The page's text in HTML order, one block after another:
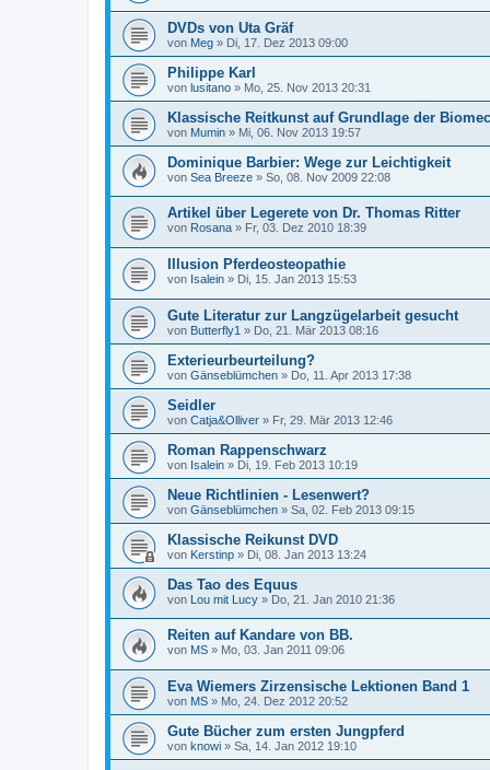
DVDs von Uta Gräf
von Meg » Di, 17. Dez 2013 09:00
Philippe Karl
von lusitano » Mo, 25. Nov 2013 20:31
Klassische Reitkunst auf Grundlage der
von Mumin » Mi, 06. Nov 2013 19:57
Dominique Barbier: Wege zur Leichtigkeit
von Sea Breeze » So, 08. Nov 2009 22:08
Artikel über Legerete von Dr. Thomas Ritter
von Rosana » Fr, 03. Dez 2010 18:39
Illusion Pferdeosteopathie
von Isalein » Di, 15. Jan 2013 15:53
Gute Literatur zur Langzügelarbeit gesucht
von Butterfly1 » Do, 21. Mär 2013 08:16
Exterieurbeurteilung?
von Gänseblümchen » Do, 11. Apr 2013 17:38
Seidler
von Catja&Olliver » Fr, 29. Mär 2013 12:46
Roman Rappenschwarz
von Isalein » Di, 19. Feb 2013 10:19
Neue Richtlinien - Lesenwert?
von Gänseblümchen » Sa, 02. Feb 2013 09:15
Klassische Reikunst DVD
von Kerstinp » Di, 08. Jan 2013 13:24
Das Tao des Equus
von Lou mit Lucy » Do, 21. Jan 2010 21:36
Reiten auf Kandare von BB.
von MS » Mo, 03. Jan 2011 09:06
Eva Wiemers Zirzensische Lektionen Band 1
von MS » Mo, 24. Dez 2012 20:52
Gute Bücher zum ersten Jungpferd
von knowi » Sa, 14. Jan 2012 19:10